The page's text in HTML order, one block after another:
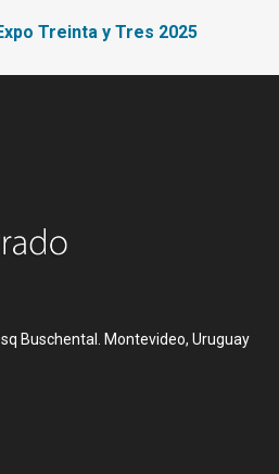
Treinta y Tres 2025
Buschental. Montevideo, Uruguay